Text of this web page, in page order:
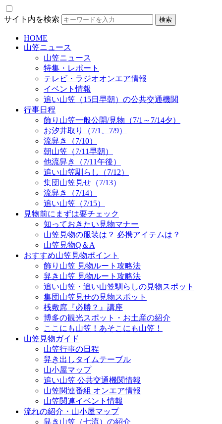
サイト内を検索
HOME
山笠ニュース
山笠ニュース
特集・レポート
テレビ・ラジオオンエア情報
イベント情報
追い山笠（15日早朝）の公共交通機関
行事日程
飾り山笠一般公開/見物（7/1～7/14夕）
お汐井取り（7/1、7/9）
流舁き（7/10）
朝山笠（7/11早朝）
他流舁き（7/11午後）
追い山笠馴らし（7/12）
集団山笠見せ（7/13）
流舁き（7/14）
追い山笠（7/15）
見物前にまずは要チェック
知っておきたい見物マナー
山笠見物の服装は？ 必携アイテムは？
山笠見物Q＆A
おすすめ山笠見物ポイント
飾り山笠 見物ルート攻略法
舁き山笠 見物ルート攻略法
追い山笠・追い山笠馴らしの見物スポット
集団山笠見せの見物スポット
桟敷席『必勝？』講座
博多の観光スポット・お土産の紹介
ここにも山笠！あそこにも山笠！
山笠見物ガイド
山笠行事の日程
舁き出しタイムテーブル
山小屋マップ
追い山笠 公共交通機関情報
山笠関連番組 オンエア情報
山笠関連イベント情報
流れの紹介・山小屋マップ
舁き山笠（七流）の紹介